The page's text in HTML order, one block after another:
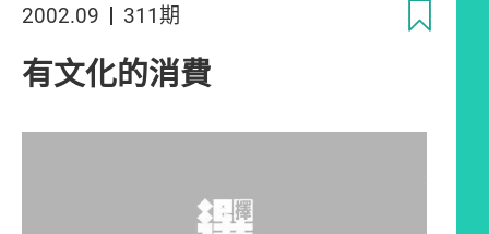
2002.09 311期
有文化的消費